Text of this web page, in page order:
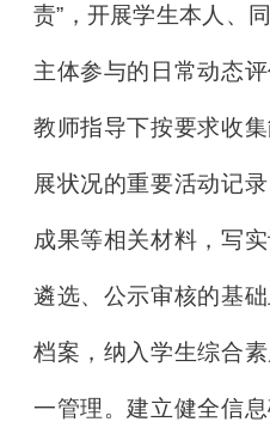
责”，开展学生本人、
主体参与的日常动态
教师指导下按要求收
展状况的重要活动记
成果等相关材料，写
遴选、公示审核的基
档案，纳入学生综合
一管理。建立健全信